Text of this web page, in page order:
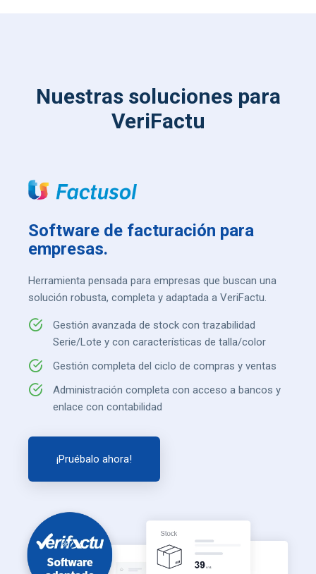
Nuestras soluciones para
VeriFactu
Software de facturación para
empresas.
Herramienta pensada para empresas que buscan una
solución robusta, completa y adaptada a VeriFactu.
Gestión avanzada de stock con trazabilidad
Serie/Lote y con características de talla/color
Gestión completa del ciclo de compras y ventas
Administración completa con acceso a bancos y
enlace con contabilidad
¡Pruébalo ahora!